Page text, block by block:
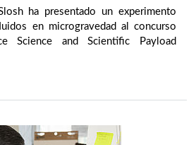
ha presentado un experimento
en microgravedad al concurso
Science and Scientific Payload